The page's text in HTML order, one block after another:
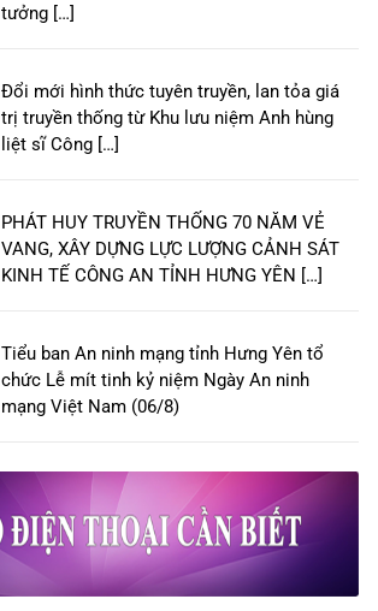
tưởng […]
Đổi mới hình thức tuyên truyền, lan tỏa giá
trị truyền thống từ Khu lưu niệm Anh hùng
liệt sĩ Công […]
PHÁT HUY TRUYỀN THỐNG 70 NĂM VẺ
VANG, XÂY DỰNG LỰC LƯỢNG CẢNH SÁT
KINH TẾ CÔNG AN TỈNH HƯNG YÊN […]
Tiểu ban An ninh mạng tỉnh Hưng Yên tổ
chức Lễ mít tinh kỷ niệm Ngày An ninh
mạng Việt Nam (06/8)